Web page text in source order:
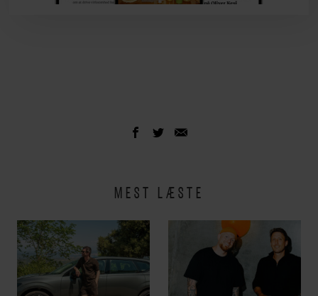
MEST LÆSTE